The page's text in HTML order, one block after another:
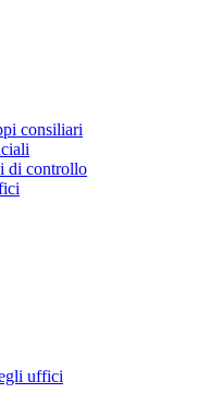
consiliari
di controllo
uffici